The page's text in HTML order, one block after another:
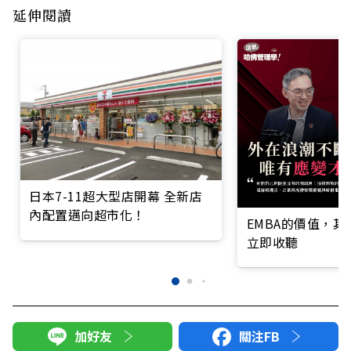
延伸閱讀
日本7-11超大型店開幕 全新店
內配置邁向超市化！
EMBA的價值，
立即收聽
加好友 關注FB